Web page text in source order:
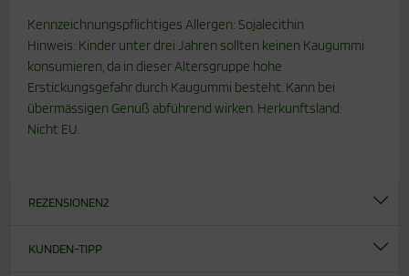
Kennzeichnungspflichtiges Allergen: Sojalecithin
Hinweis: Kinder unter drei Jahren sollten keinen Kaugummi
konsumieren, da in dieser Altersgruppe hohe
Erstickungsgefahr durch Kaugummi besteht. Kann bei
übermässigen Genuß abführend wirken. Herkunftsland:
Nicht EU.
REZENSIONEN2
KUNDEN-TIPP